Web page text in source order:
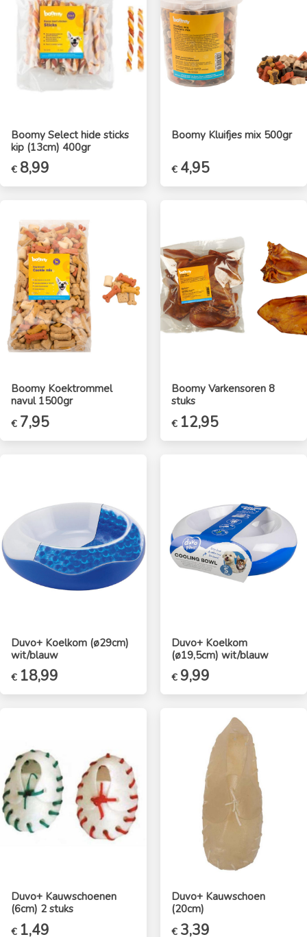
Boomy Select hide sticks
kip (13cm) 400gr
Oorspronkelijke
€ 8,99
Boomy Kluifjes mix 500gr
€ 4,95
Boomy Koektrommel
navul 1500gr
€ 7,95
Boomy Varkensoren 8
stuks
€ 12,95
Duvo+ Koelkom (ø29cm)
wit/blauw
€ 18,99
Duvo+ Koelkom
(ø19,5cm) wit/blauw
€ 9,99
Duvo+ Kauwschoenen
(6cm) 2 stuks
€ 1,49
Duvo+ Kauwschoen
(20cm)
€ 3,39